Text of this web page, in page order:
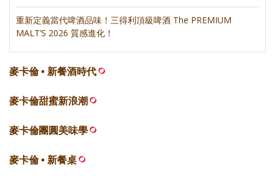
重新定義當代啤酒品味！三得利頂級啤酒 The PREMIUM
MALT’S 2026 質感進化！
麥卡倫 • 新餐酒時代
麥卡倫甜蜜新浪潮
麥卡倫團圓美味學
麥卡倫 • 新餐桌